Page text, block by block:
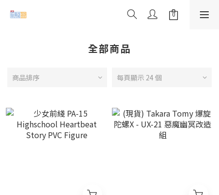
全部商品
商品排序 每頁顯示 24 個